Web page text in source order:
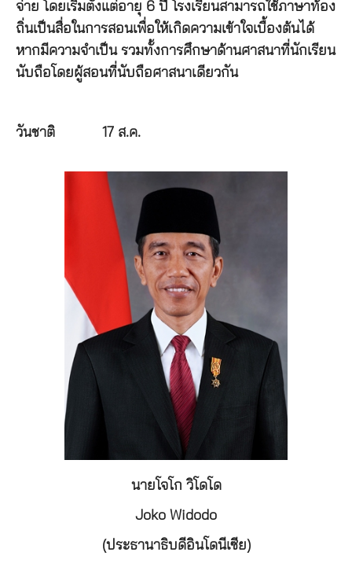
จ่าย โดยเริ่มตั้งแต่อายุ 6 ปี โรงเรียนสามารถใช้ภาษาท้อง
ถิ่นเป็นสื่อในการสอนเพื่อให้เกิดความเข้าใจเบื้องต้นได้
หากมีความจำเป็น รวมทั้งการศึกษาด้านศาสนาที่นักเรียน
นับถือโดยผู้สอนที่นับถือศาสนาเดียวกัน
วันชาติ 17 ส.ค.
นายโจโก วิโดโด
Joko Widodo
(ประธานาธิบดีอินโดนีเซีย)